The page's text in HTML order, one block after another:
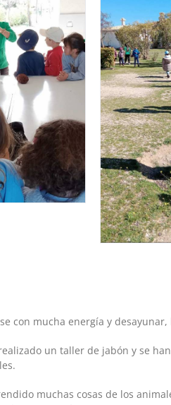
con mucha energía y
un taller de jabón y se
muchas cosas de los